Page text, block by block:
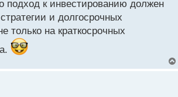
подход к инвестированию должен
и долгосрочных
только на краткосрочных